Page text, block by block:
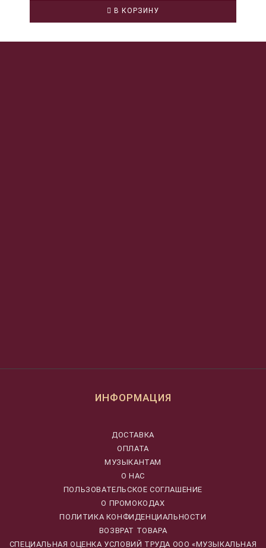
В КОРЗИНУ
ИНФОРМАЦИЯ
ДОСТАВКА
ОПЛАТА
МУЗЫКАНТАМ
О НАС
ПОЛЬЗОВАТЕЛЬСКОЕ СОГЛАШЕНИЕ
О ПРОМОКОДАХ
ПОЛИТИКА КОНФИДЕНЦИАЛЬНОСТИ
ВОЗВРАТ ТОВАРА
CПЕЦИАЛЬНАЯ ОЦЕНКА УСЛОВИЙ ТРУДА ООО «МУЗЫКАЛЬНАЯ